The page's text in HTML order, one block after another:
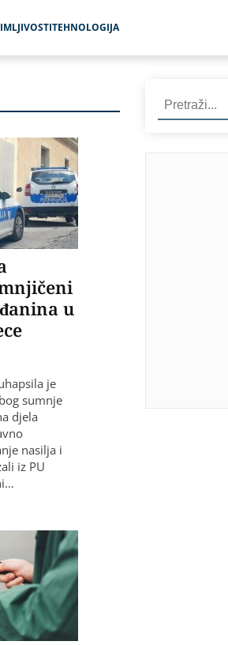
TEHNOLOGIJA
u
je
sumnje
djela
nasilja i
iz PU